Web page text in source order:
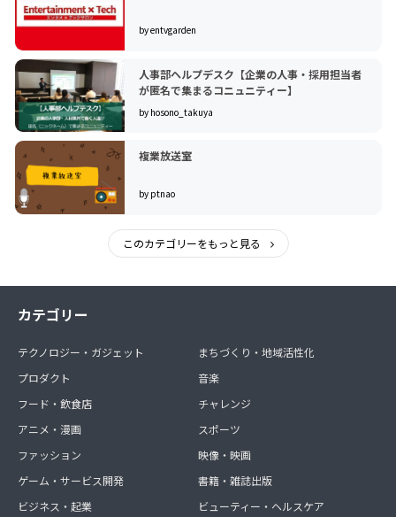
by entvgarden
人事部ヘルプデスク【企業の人事・採用担当者
が匿名で集まるコニュニティー】
by hosono_takuya
複業放送室
by ptnao
このカテゴリーをもっと見る
カテゴリー
テクノロジー・ガジェット
プロダクト
フード・飲食店
アニメ・漫画
ファッション
ゲーム・サービス開発
ビジネス・起業
まちづくり・地域活性化
音楽
チャレンジ
スポーツ
映像・映画
書籍・雑誌出版
ビューティー・ヘルスケア